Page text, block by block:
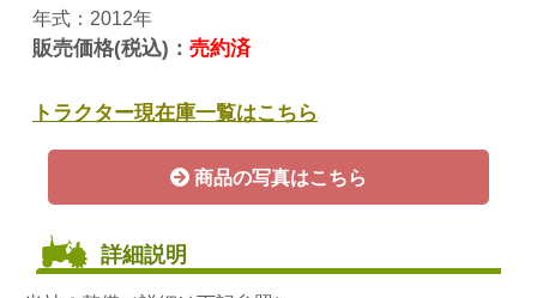
年式：2012年
販売価格(税込)： 売約済
トラクター現在庫一覧はこちら
商品の写真はこちら
詳細説明